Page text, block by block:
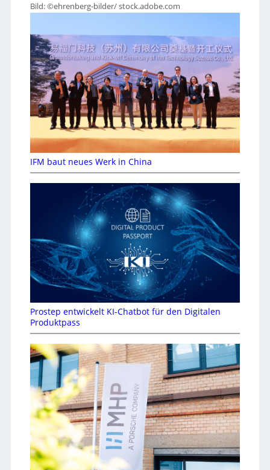
Bild: ©ehrenberg-bilder/ stock.adobe.com
IFM baut neues Werk in China
Prostep entwickelt KI-Chatbot für den Digitalen
Produktpass